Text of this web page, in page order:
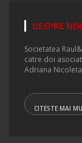
DESPRE NOI
Societatea
catre doi
Adriana
CITESTE MAI